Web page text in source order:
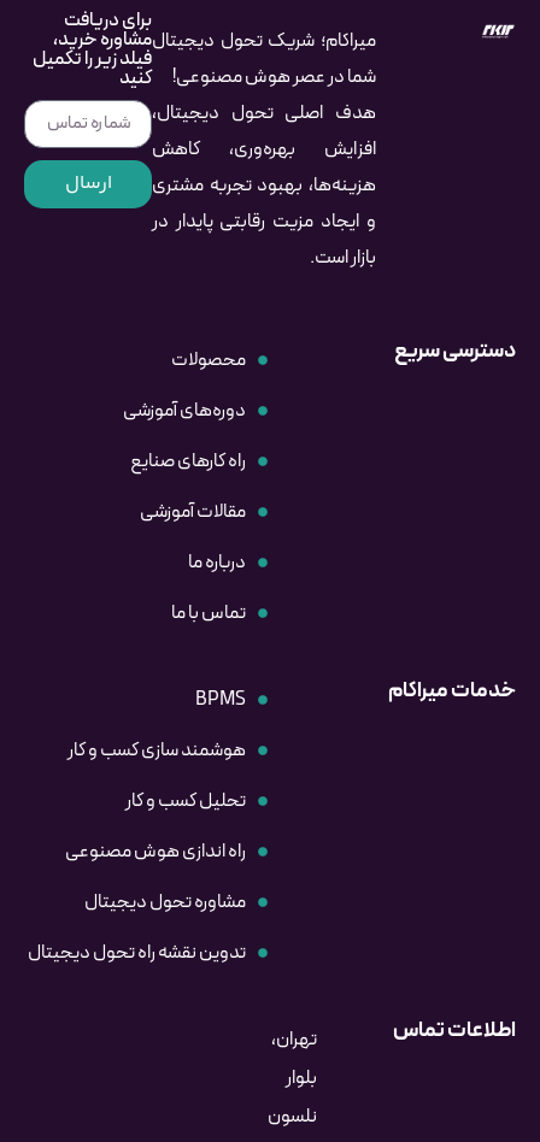
میراکام؛ شریک تحول دیجیتال
شما در عصر هوش مصنوعی!
هدف اصلی تحول دیجیتال،
افزایش بهره‌وری، کاهش
هزینه‌ها، بهبود تجربه مشتری
و ایجاد مزیت رقابتی پایدار در
بازار است.
برای دریافت
مشاوره خرید،
فیلد زیر را تکمیل
کنید
ارسال
دسترسی سریع
محصولات
دوره‌های آموزشی
راه کارهای صنایع
مقالات آموزشی
درباره ما
تماس با ما
خدمات میراکام
BPMS
هوشمند سازی کسب و کار
تحلیل کسب و کار
راه اندازی هوش مصنوعی
مشاوره تحول دیجیتال
تدوین نقشه راه تحول دیجیتال
اطلاعات تماس
تهران،
بلوار
نلسون